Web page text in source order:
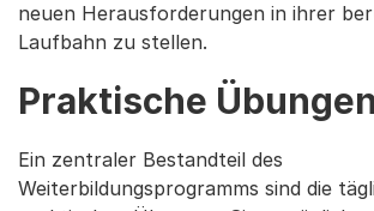
neuen Herausforderungen in ihrer
Laufbahn zu stellen.
Praktische Übungen
Ein zentraler Bestandteil des
Weiterbildungsprogramms sind die